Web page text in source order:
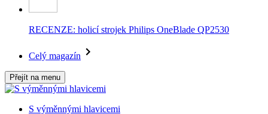
RECENZE: holicí strojek Philips OneBlade QP2530
Celý magazín
Přejít na menu
S výměnnými hlavicemi